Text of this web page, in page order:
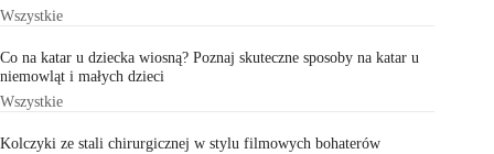
Wszystkie
Co na katar u dziecka wiosną? Poznaj skuteczne sposoby na katar u
niemowląt i małych dzieci
Wszystkie
Kolczyki ze stali chirurgicznej w stylu filmowych bohaterów